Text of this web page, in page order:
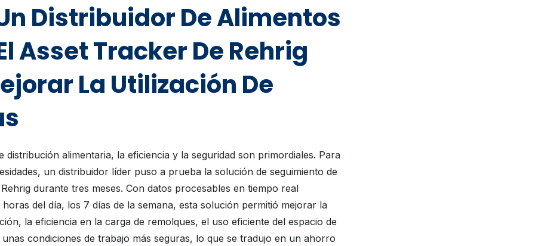
Distribuidor De Alimentos
Asset Tracker De Rehrig
La Utilización De
distribución alimentaria, la eficiencia y la seguridad son primordiales. Para
un distribuidor líder puso a prueba la solución de seguimiento de
durante tres meses. Con datos procesables en tiempo real
del día, los 7 días de la semana, esta solución permitió mejorar la
la eficiencia en la carga de remolques, el uso eficiente del espacio de
condiciones de trabajo más seguras, lo que se tradujo en un ahorro